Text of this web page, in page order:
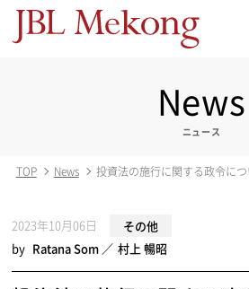
News
ニュース
TOP News 投資法の施行に関する政令に
2023年10月06日
その他
by Ratana Som 村上 暢昭